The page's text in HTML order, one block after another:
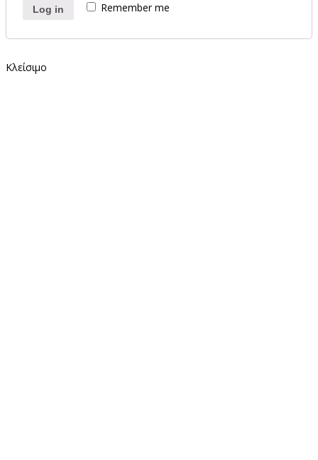
Remember me
Log in
Κλείσιμο